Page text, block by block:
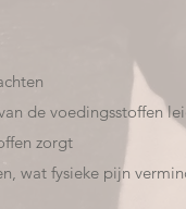
de voedingsstoffen
zorgt
wat fysieke pijn